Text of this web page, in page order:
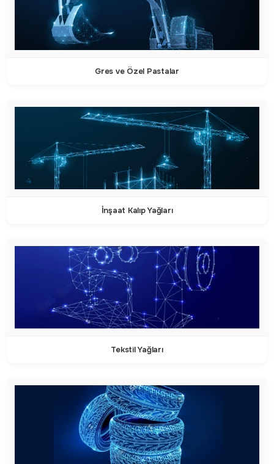
Gres ve Özel Pastalar
İnşaat Kalıp Yağları
Tekstil Yağları